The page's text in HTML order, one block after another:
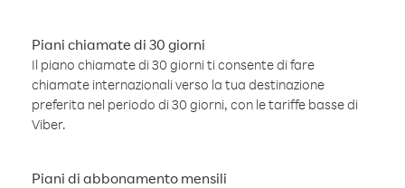
Piani chiamate di 30 giorni
Il piano chiamate di 30 giorni ti consente di fare
chiamate internazionali verso la tua destinazione
preferita nel periodo di 30 giorni, con le tariffe basse di
Viber.
Piani di abbonamento mensili